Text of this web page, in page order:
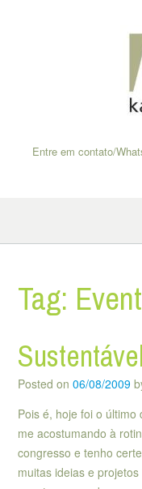
Entre em contato/
Tag:
Posted on 06/08/2009
Pois é, hoje foi o
me acostumando à
congresso e tenho
muitas ideias e